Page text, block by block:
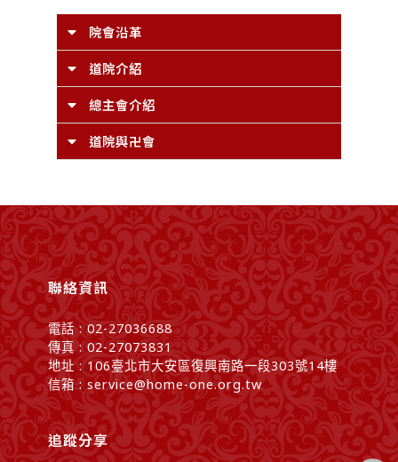
院會沿革
道院介紹
總主會介紹
道院與卍會
聯絡資訊
電話 : 02-27036688
傳真 : 02-27073831
地址 : 106臺北市大安區復興南路一段303號14樓
信箱 : service@home-one.org.tw
追蹤分享